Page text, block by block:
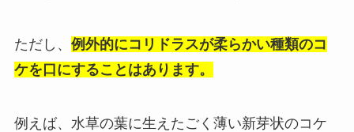
ただし、 例外的にコリドラスが柔らかい種類のコ
ケを口にすることはあります。
例えば、水草の葉に生えたごく薄い新芽状のコケ